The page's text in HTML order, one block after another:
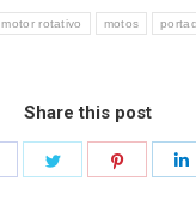
motor rotativo motos
Share this post